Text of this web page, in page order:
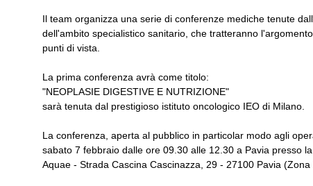
Il team organizza una serie di conferenze mediche tenute
dell'ambito specialistico sanitario, che tratteranno
punti di vista.
La prima conferenza avrà come titolo:
"NEOPLASIE DIGESTIVE E NUTRIZIONE"
sarà tenuta dal prestigioso istituto oncologico IEO di Milano.
La conferenza, aperta al pubblico in particolar modo agli
sabato 7 febbraio dalle ore 09.30 alle 12.30 a Pavia presso
Aquae - Strada Cascina Cascinazza, 29 - 27100 Pavia (Zona